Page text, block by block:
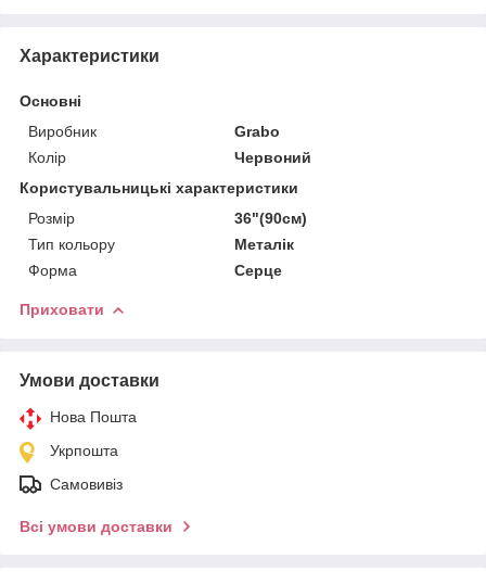
Характеристики
Основні
Виробник
Grabo
Колір
Червоний
Користувальницькі характеристики
Розмір
36"(90см)
Тип кольору
Металік
Форма
Серце
Приховати
Умови доставки
Нова Пошта
Укрпошта
Самовивіз
Всі умови доставки